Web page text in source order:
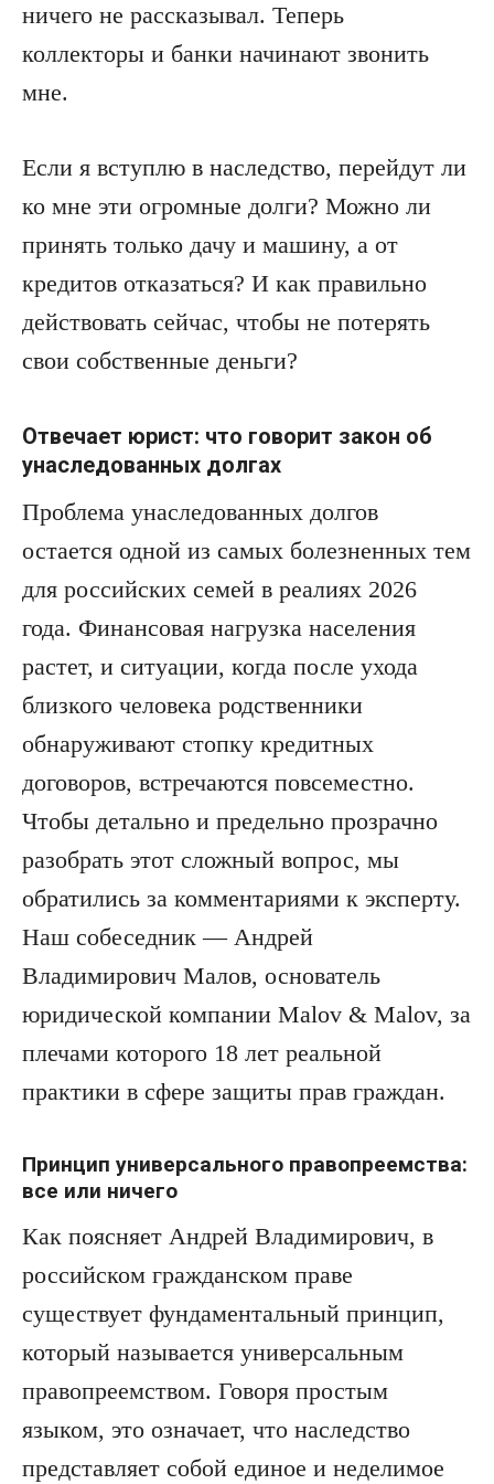
ничего не рассказывал. Теперь
коллекторы и банки начинают звонить
мне.
Если я вступлю в наследство, перейдут ли
ко мне эти огромные долги? Можно ли
принять только дачу и машину, а от
кредитов отказаться? И как правильно
действовать сейчас, чтобы не потерять
свои собственные деньги?
Отвечает юрист: что говорит закон об
унаследованных долгах
Проблема унаследованных долгов
остается одной из самых болезненных тем
для российских семей в реалиях 2026
года. Финансовая нагрузка населения
растет, и ситуации, когда после ухода
близкого человека родственники
обнаруживают стопку кредитных
договоров, встречаются повсеместно.
Чтобы детально и предельно прозрачно
разобрать этот сложный вопрос, мы
обратились за комментариями к эксперту.
Наш собеседник — Андрей
Владимирович Малов, основатель
юридической компании Malov & Malov, за
плечами которого 18 лет реальной
практики в сфере защиты прав граждан.
Принцип универсального правопреемства:
все или ничего
Как поясняет Андрей Владимирович, в
российском гражданском праве
существует фундаментальный принцип,
который называется универсальным
правопреемством. Говоря простым
языком, это означает, что наследство
представляет собой единое и неделимое